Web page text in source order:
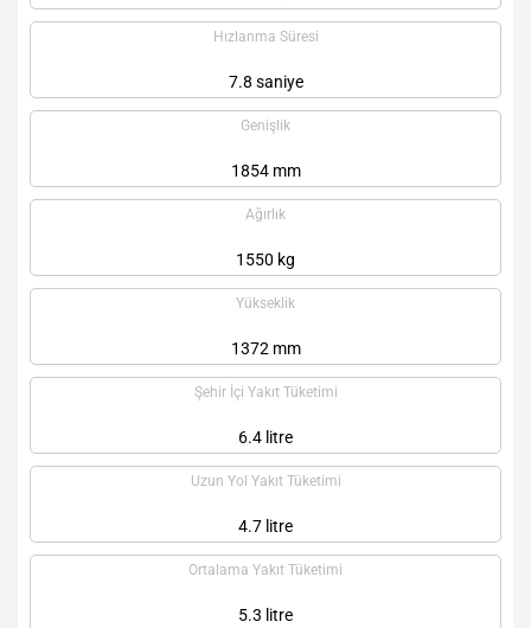
Hızlanma Süresi
7.8 saniye
Genişlik
1854 mm
Ağırlık
1550 kg
Yükseklik
1372 mm
Şehir İçi Yakıt Tüketimi
6.4 litre
Uzun Yol Yakıt Tüketimi
4.7 litre
Ortalama Yakıt Tüketimi
5.3 litre